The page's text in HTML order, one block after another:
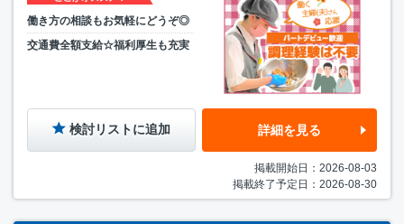
働き方の相談もお気軽にどうぞ◎
交通費全額支給☆福利厚生も充実
検討リストに追加 詳細を見る
掲載開始日：2026-08-03
掲載終了予定日：2026-08-30